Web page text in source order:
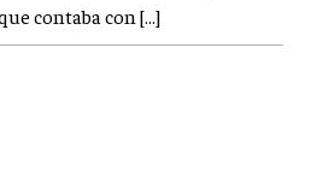
contaba con […]